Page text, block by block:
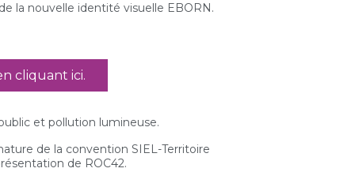
la nouvelle identité visuelle EBORN.
cliquant ici.
et pollution lumineuse.
de la convention SIEL-Territoire
de ROC42.